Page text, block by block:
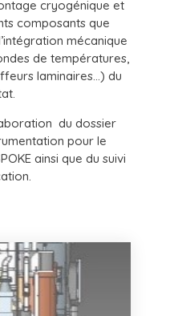
cryogénique et
composants que
mécanique
de températures,
laminaires…) du
du dossier
pour le
ainsi que du suivi